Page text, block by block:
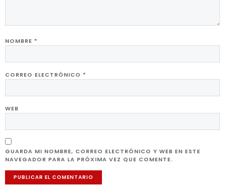
NOMBRE *
CORREO ELECTRÓNICO *
WEB
GUARDA MI NOMBRE, CORREO ELECTRÓNICO Y WEB EN ESTE
NAVEGADOR PARA LA PRÓXIMA VEZ QUE COMENTE.